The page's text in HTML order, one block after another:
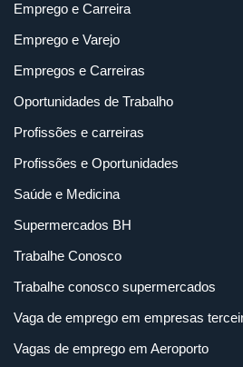
Emprego e Carreira
Emprego e Varejo
Empregos e Carreiras
Oportunidades de Trabalho
Profissões e carreiras
Profissões e Oportunidades
Saúde e Medicina
Supermercados BH
Trabalhe Conosco
Trabalhe conosco supermercados
Vaga de emprego em empresas
Vagas de emprego em Aeroporto